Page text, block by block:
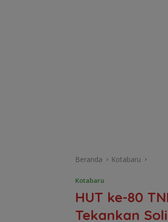
Beranda Kotabaru
Kotabaru
HUT ke-80
Tekankan